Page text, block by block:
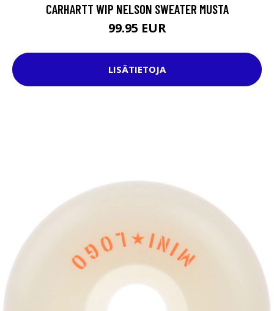
CARHARTT WIP NELSON SWEATER MUSTA
99.95 EUR
LISÄTIETOJA